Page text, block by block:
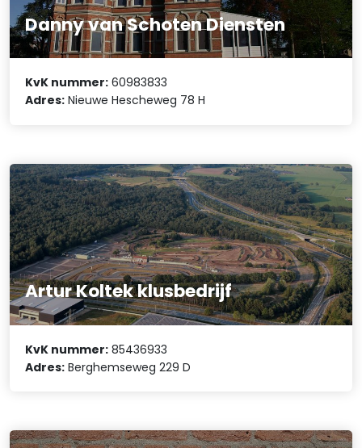
Danny van Schoten Diensten
KvK nummer: 60983833
Adres: Nieuwe Hescheweg 78 H
Artur Koltek klusbedrijf
KvK nummer: 85436933
Adres: Berghemseweg 229 D